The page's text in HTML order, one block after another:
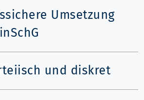
Umsetzung
und diskret